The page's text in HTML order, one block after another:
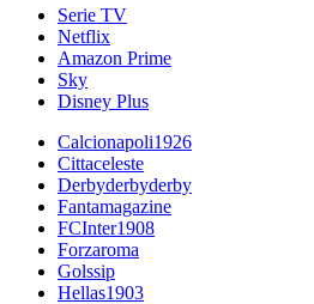
Serie TV
Netflix
Amazon Prime
Sky
Disney Plus
Calcionapoli1926
Cittaceleste
Derbyderbyderby
Fantamagazine
FCInter1908
Forzaroma
Golssip
Hellas1903